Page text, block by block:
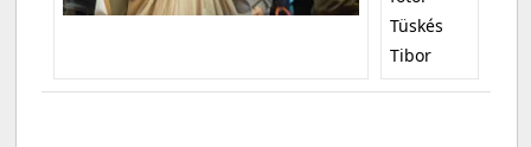
Tüskés
Tibor